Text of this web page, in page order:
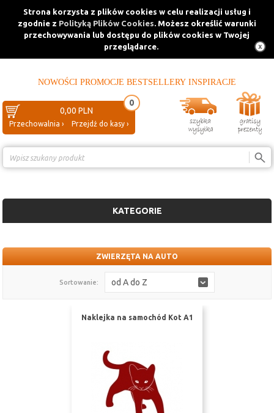
Strona korzysta z plików cookies w celu realizacji usług i
zgodnie z Polityką Plików Cookies. Możesz określić warunki
przechowywania lub dostępu do plików cookies w Twojej
przeglądarce.
NOWOŚCI PROMOCJE BESTSELLERY INSPIRACJE
0,00 PLN
0
Przechowalnia › Przejdź do kasy ›
KATEGORIE
ZWIERZĘTA NA AUTO
Sortowanie: od A do Z
Naklejka na samochód Kot A1